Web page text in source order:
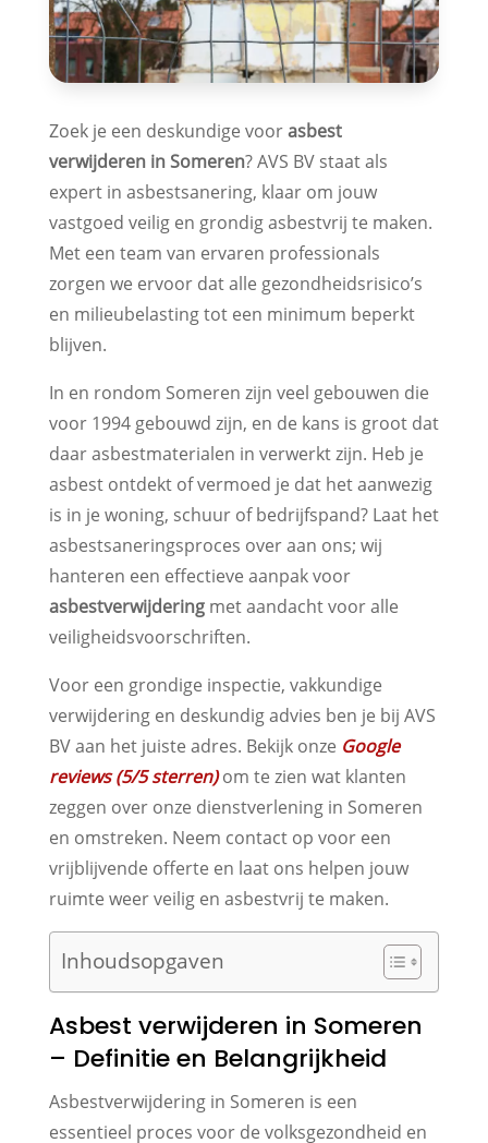
Zoek je een deskundige voorasbest
verwijderen in Someren? AVS BV staat als
expert in asbestsanering, klaar om jouw
vastgoed veilig en grondig asbestvrij te maken.
Met een team van ervaren professionals
zorgen we ervoor dat alle gezondheidsrisico’s
en milieubelasting tot een minimum beperkt
blijven.
In en rondom Someren zijn veel gebouwen die
voor 1994 gebouwd zijn, en de kans is groot dat
daar asbestmaterialen in verwerkt zijn. Heb je
asbest ontdekt of vermoed je dat het aanwezig
is in je woning, schuur of bedrijfspand? Laat het
asbestsaneringsproces over aan ons; wij
hanteren een effectieve aanpak voor
asbestverwijderingmet aandacht voor alle
veiligheidsvoorschriften.
Voor een grondige inspectie, vakkundige
verwijdering en deskundig advies ben je bij AVS
BV aan het juiste adres. Bekijk onze Google
reviews (5/5 sterren)om te zien wat klanten
zeggen over onze dienstverlening in Someren
en omstreken. Neem contact op voor een
vrijblijvende offerte en laat ons helpen jouw
ruimte weer veilig en asbestvrij te maken.
Inhoudsopgaven
Asbest verwijderen in Someren
– Definitie en Belangrijkheid
Asbestverwijdering in Someren is een
essentieel proces voor de volksgezondheid en